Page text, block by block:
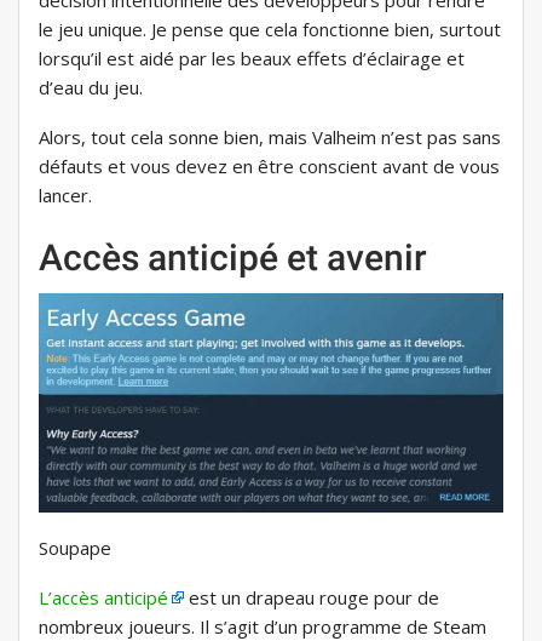
le jeu unique. Je pense que cela fonctionne bien, surtout
lorsqu’il est aidé par les beaux effets d’éclairage et
d’eau du jeu.
Alors, tout cela sonne bien, mais Valheim n’est pas sans
défauts et vous devez en être conscient avant de vous
lancer.
Accès anticipé et avenir
Soupape
L’accès anticipé
est un drapeau rouge pour de
nombreux joueurs. Il s’agit d’un programme de Steam